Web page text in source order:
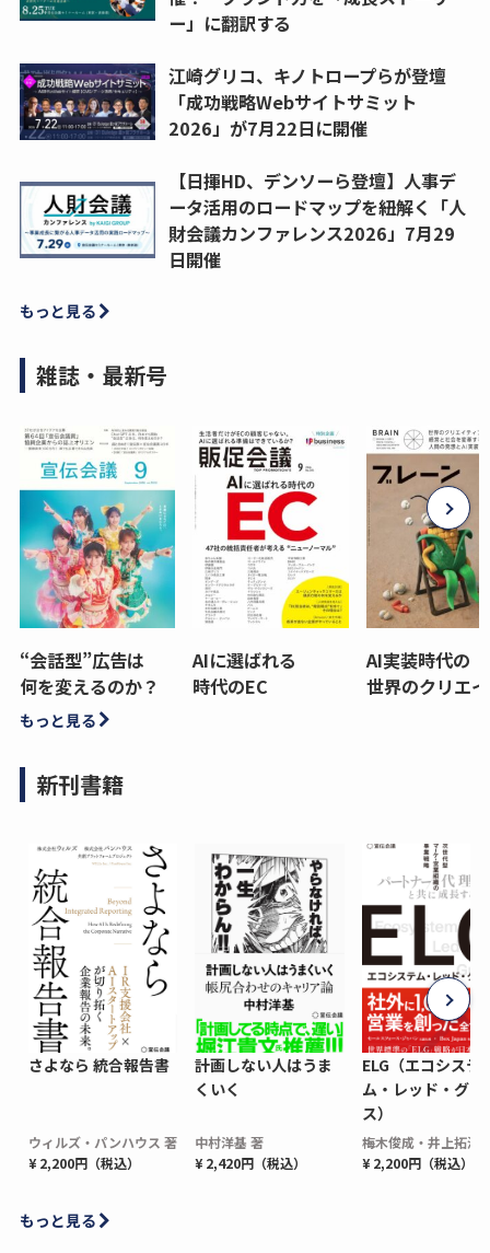
ー」に翻訳する
江崎グリコ、キノトロープらが登壇
「成功戦略Webサイトサミット
2026」が7月22日に開催
【日揮HD、デンソーら登壇】人事デ
ータ活用のロードマップを紐解く「人
財会議カンファレンス2026」7月29
日開催
もっと見る
雑誌・最新号
“会話型”広告は
何を変えるのか？
AIに選ばれる
時代のEC
AI実装時代の
世界のクリエ
もっと見る
新刊書籍
さよなら 統合報告書
ウィルズ・パンハウス 著
¥ 2,200円（税込）
計画しない人はうま
くいく
中村洋基 著
¥ 2,420円（税込）
ELG（エコシステ
ム・レッド・グロ
ス）
梅木俊成・井上拓海
¥ 2,200円（税込）
もっと見る